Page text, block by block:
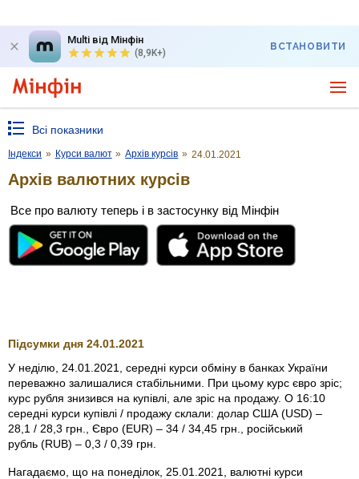
Multi від Мінфін
(8,9K+)
ВСТАНОВИТИ
Всі показники
Індекси » Курси валют » Архів курсів » 24.01.2021
Архів валютних курсів
Все про валюту теперь і в застосунку від Мінфін
Підсумки дня 24.01.2021
У неділю, 24.01.2021, середні курси обміну в банках України
переважно залишалися стабільними. При цьому курс євро зріс;
курс рубля знизився на купівлі, але зріс на продажу. О 16:10
середні курси купівлі / продажу склали: долар США (USD) –
28,1 / 28,3 грн., Євро (EUR) – 34 / 34,45 грн., російський
рубль (RUB) – 0,3 / 0,39 грн.
Нагадаємо, що на понеділок, 25.01.2021, валютні курси